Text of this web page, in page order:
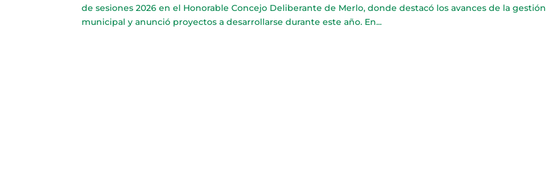
de sesiones 2026 en el Honorable Concejo Deliberante de Merlo, donde destacó los avances de la gestión
municipal y anunció proyectos a desarrollarse durante este año. En...